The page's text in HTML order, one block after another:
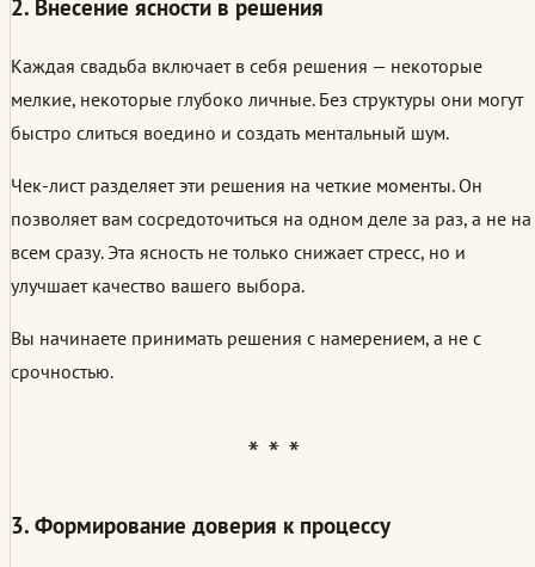
2. Внесение ясности в решения
Каждая свадьба включает в себя решения — некоторые
мелкие, некоторые глубоко личные. Без структуры они могут
быстро слиться воедино и создать ментальный шум.
Чек-лист разделяет эти решения на четкие моменты. Он
позволяет вам сосредоточиться на одном деле за раз, а не на
всем сразу. Эта ясность не только снижает стресс, но и
улучшает качество вашего выбора.
Вы начинаете принимать решения с намерением, а не с
срочностью.
3. Формирование доверия к процессу